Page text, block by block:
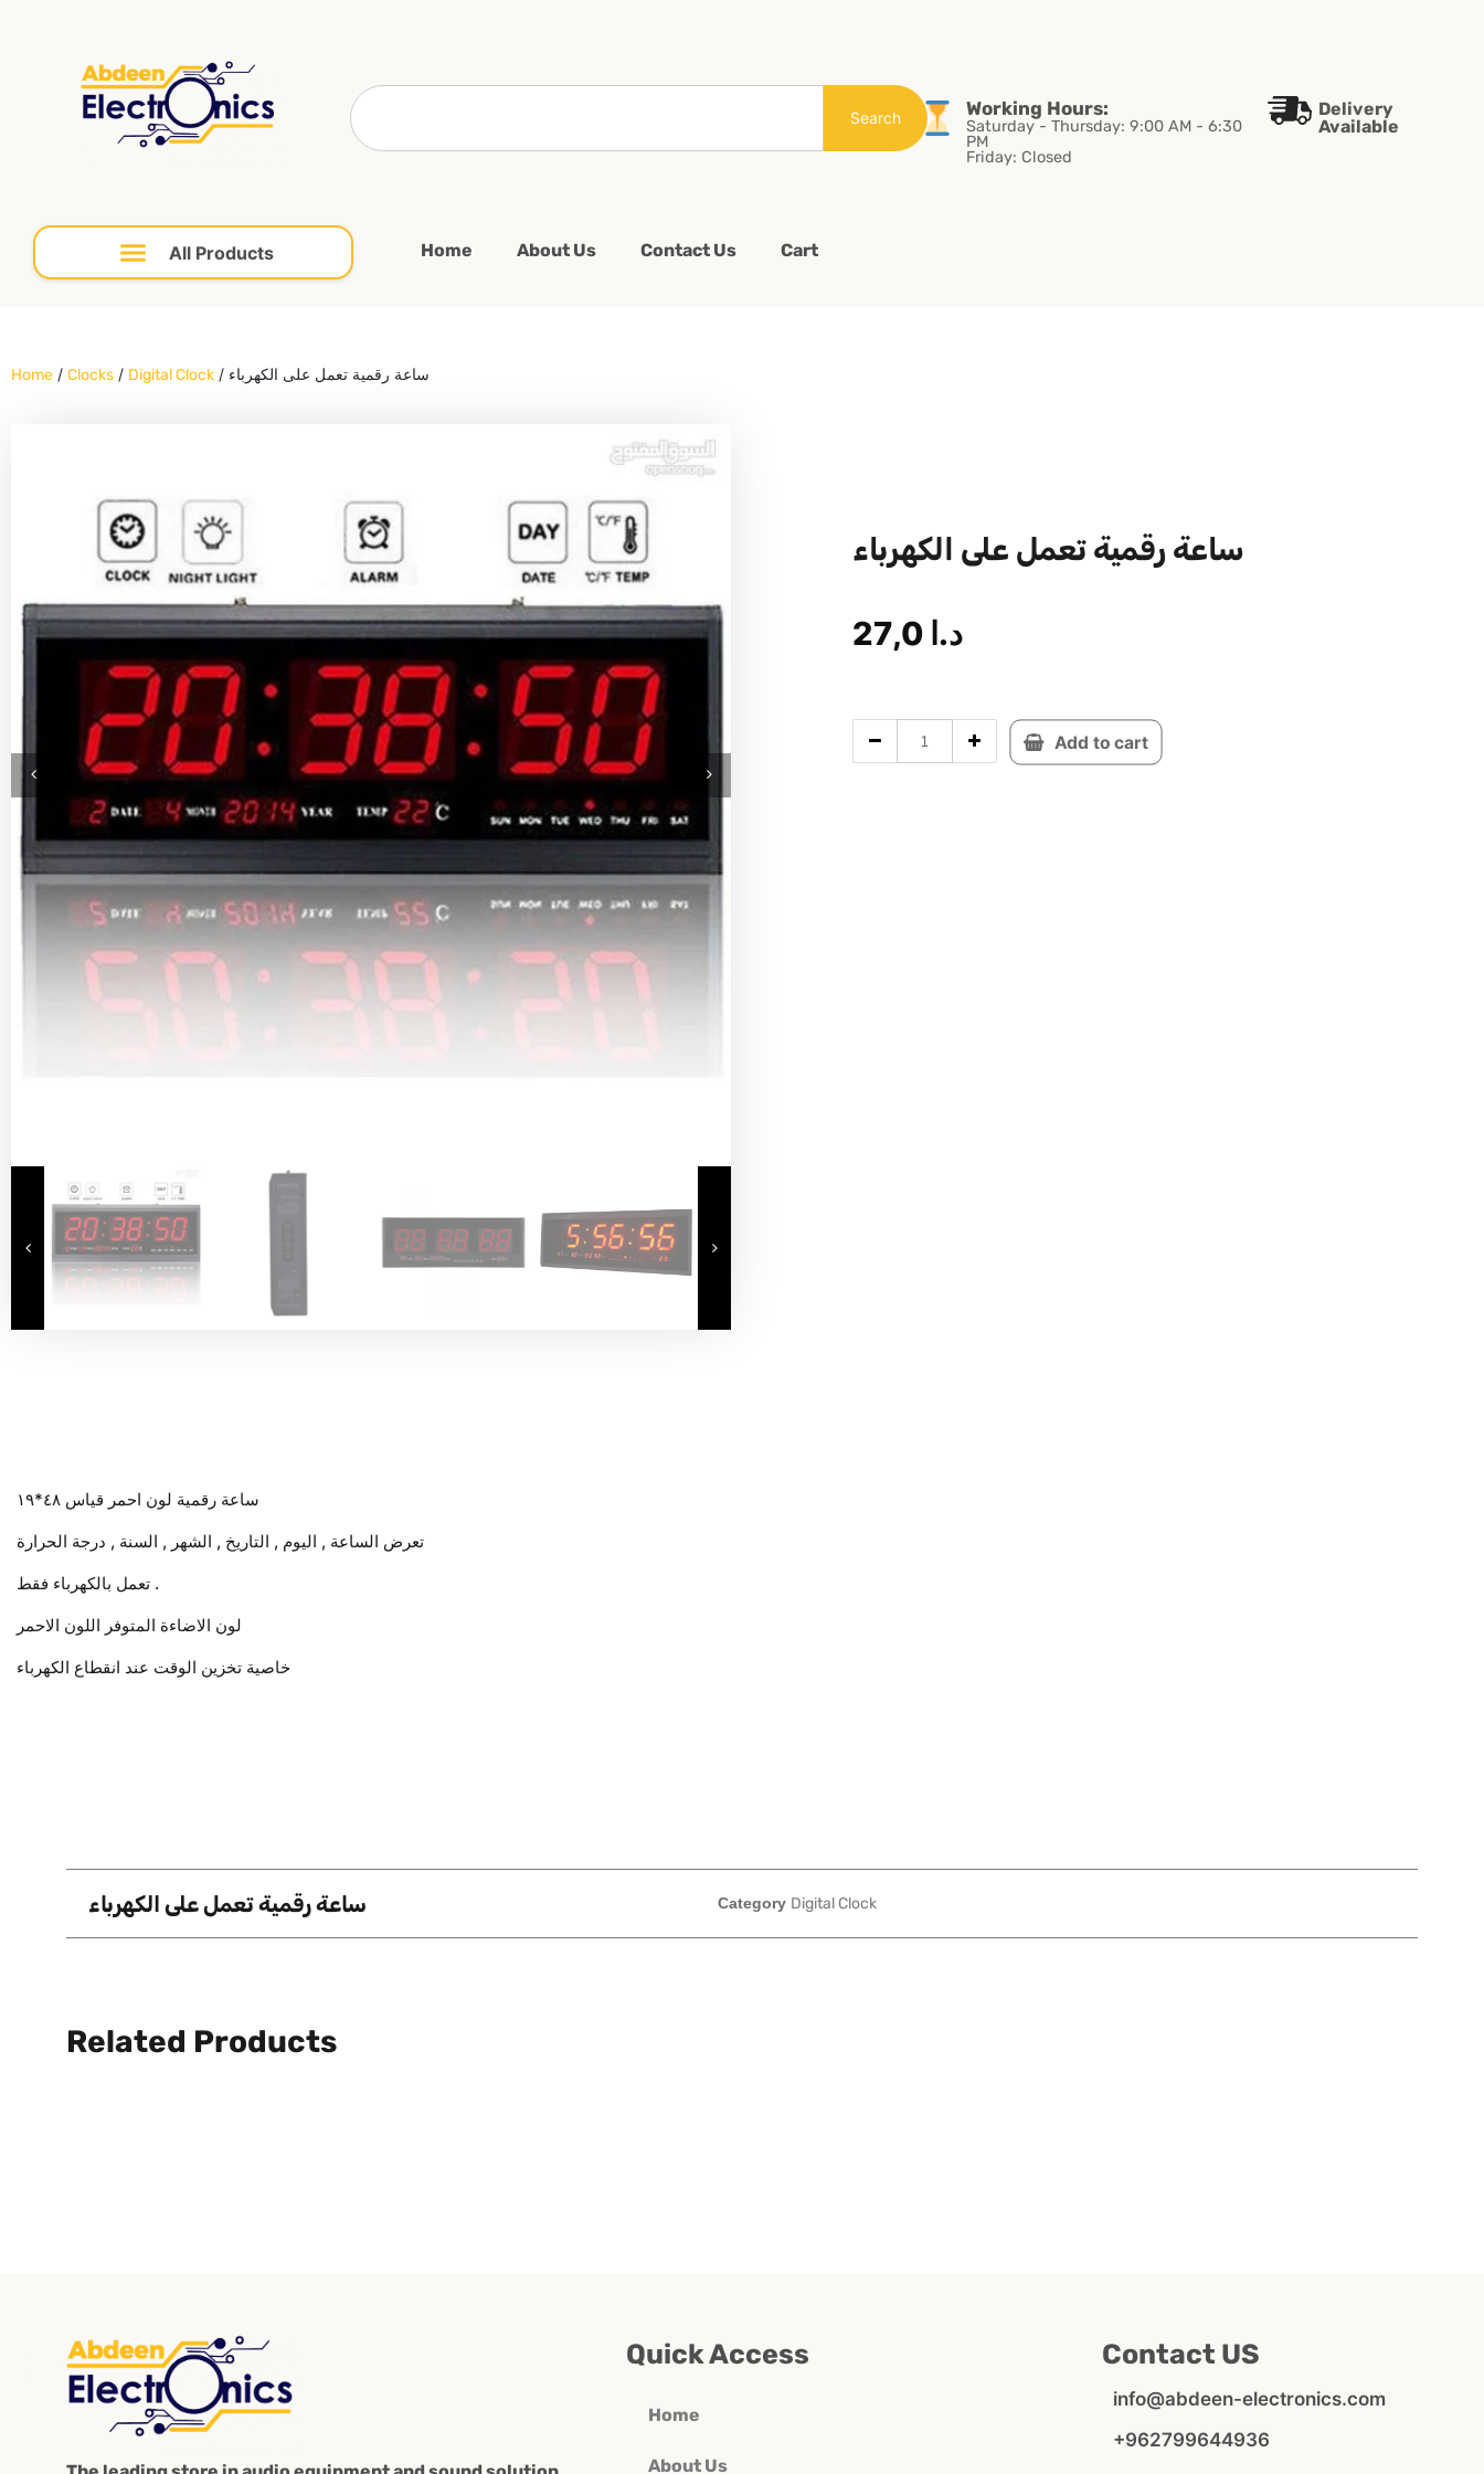
Search Working Hours:
Saturday - Thursday: 9:00 AM - 6:30
PM
Friday: Closed
Delivery
Available
Home About Us Contact Us Cart
Home / Clocks / Digital Clock / ساعة رقمية تعمل على الكهرباء
ساعة رقمية تعمل على الكهرباء
د.ا
Add to cart
ساعة رقمية لون احمر قياس ٤٨*١٩
تعرض الساعة , اليوم , التاريخ , الشهر , السنة , درجة الحرارة
تعمل بالكهرباء فقط .
لون الاضاءة المتوفر اللون الاحمر
خاصية تخزين الوقت عند انقطاع الكهرباء
ساعة رقمية تعمل على الكهرباء Category Digital Clock
Related Products
Quick Access
Home
About Us
Contact US
info@abdeen-electronics.com
+962799644936